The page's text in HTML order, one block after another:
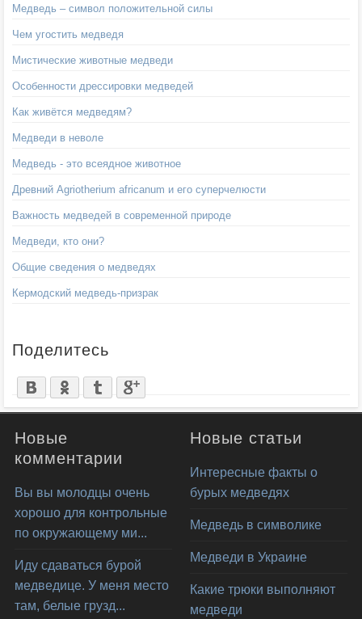
Медведь – символ положительной силы
Чем угостить медведя
Мистические животные медведи
Особенности дрессировки медведей
Как живётся медведям?
Медведи в неволе
Медведь - это всеядное животное
Древний Agriotherium africanum и его суперчелюсти
Важность медведей в современной природе
Медведи, кто они?
Общие сведения о медведях
Кермодский медведь-призрак
Поделитесь
Новые
комментарии
Вы вы молодцы очень
хорошо для контрольные
по окружающему ми...
Иду сдаваться бурой
медведице. У меня место
там, белые грузд...
Новые статьи
Интересные факты о
бурых медведях
Медведь в символике
Медведи в Украине
Какие трюки выполняют
медведи